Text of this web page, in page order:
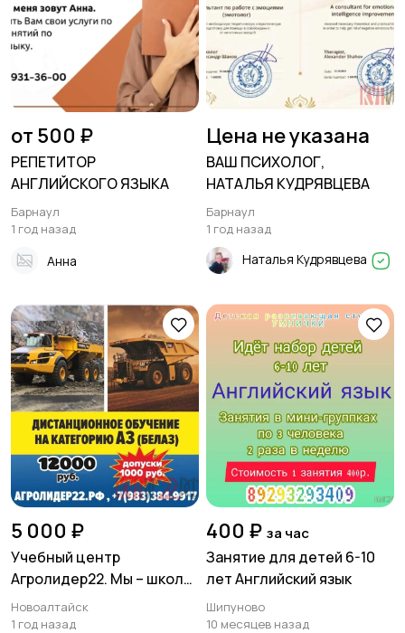
от 500 ₽
РЕПЕТИТОР
АНГЛИЙСКОГО ЯЗЫКА
Барнаул
1 год назад
Анна
Цена не указана
ВАШ ПСИХОЛОГ,
НАТАЛЬЯ КУДРЯВЦЕВА
Барнаул
1 год назад
Наталья Кудрявцева
5 000 ₽
Учебный центр
Агролидер22. Мы – школа
дистанционного
обучения
Новоалтайск
1 год назад
400 ₽ за час
Занятие для детей 6-10
лет Английский язык
Шипуново
10 месяцев назад